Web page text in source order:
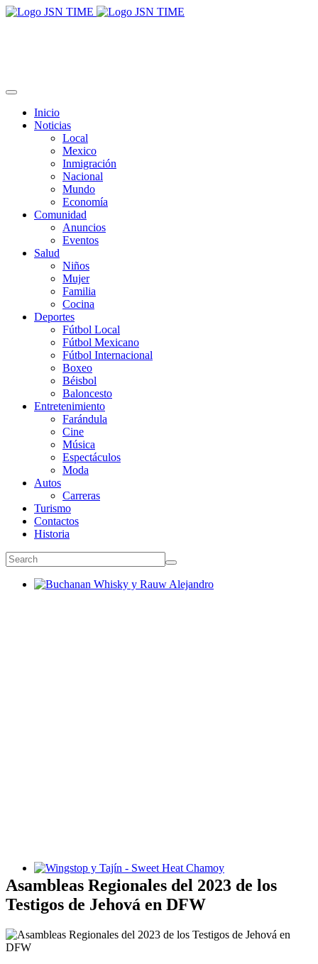
Inicio
Noticias
Local
Mexico
Inmigración
Nacional
Mundo
Economía
Comunidad
Anuncios
Eventos
Salud
Niños
Mujer
Familia
Cocina
Deportes
Fútbol Local
Fútbol Mexicano
Fútbol Internacional
Boxeo
Béisbol
Baloncesto
Entretenimiento
Farándula
Cine
Música
Espectáculos
Moda
Autos
Carreras
Turismo
Contactos
Historia
Wingstop y Tajín - Sweet Heat Chamoy
Asambleas Regionales del 2023 de los
Testigos de Jehová en DFW